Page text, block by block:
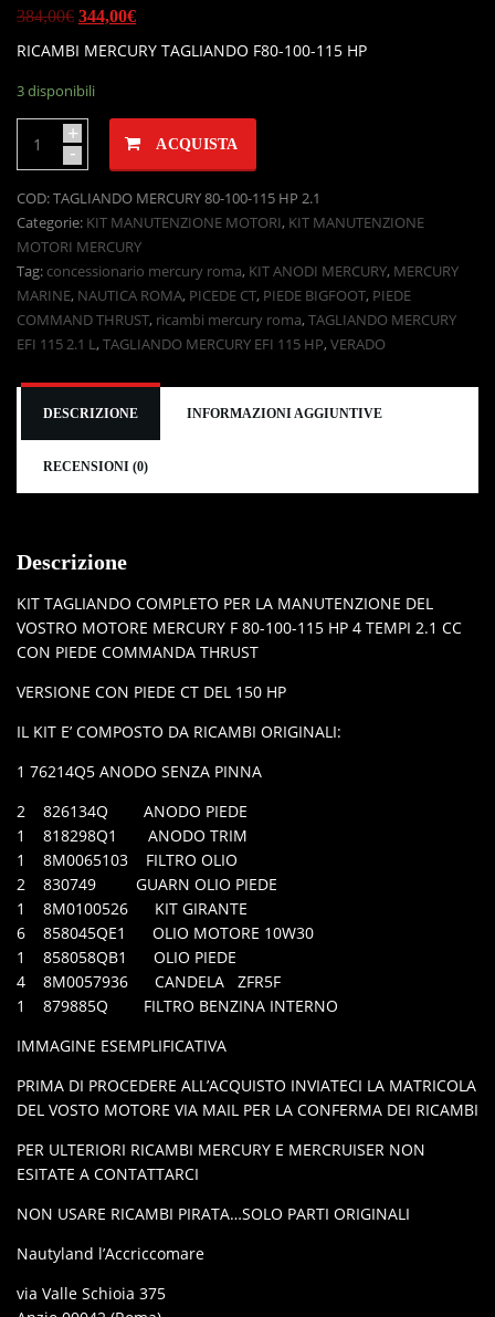
384,00€ 344,00€
RICAMBI MERCURY TAGLIANDO F80-100-115 HP
3 disponibili
+
- ACQUISTA
COD:TAGLIANDO MERCURY 80-100-115 HP 2.1
Categorie: KIT MANUTENZIONE MOTORI, KIT MANUTENZIONE
MOTORI MERCURY
Tag: concessionario mercury roma, KIT ANODI MERCURY, MERCURY
MARINE, NAUTICA ROMA, PICEDE CT, PIEDE BIGFOOT, PIEDE
COMMAND THRUST, ricambi mercury roma,TAGLIANDO MERCURY
EFI 115 2.1 L ,TAGLIANDO MERCURY EFI 115 HP,VERADO
DESCRIZIONE INFORMAZIONI AGGIUNTIVE
RECENSIONI (0)
Descrizione
KIT TAGLIANDO COMPLETO PER LA MANUTENZIONE DEL
VOSTRO MOTORE MERCURY F 80-100-115 HP 4 TEMPI 2.1 CC
CON PIEDE COMMANDA THRUST
VERSIONE CON PIEDE CT DEL 150 HP
IL KIT E’ COMPOSTO DA RICAMBI ORIGINALI:
1 76214Q5 ANODO SENZA PINNA
2 826134Q ANODO PIEDE
1 818298Q1 ANODO TRIM
1 8M0065103 FILTRO OLIO
2 830749 GUARN OLIO PIEDE
1 8M0100526 KIT GIRANTE
6 858045QE1 OLIO MOTORE 10W30
1 858058QB1 OLIO PIEDE
4 8M0057936 CANDELA ZFR5F
1 879885Q FILTRO BENZINA INTERNO
IMMAGINE ESEMPLIFICATIVA
PRIMA DI PROCEDERE ALL’ACQUISTO INVIATECI LA MATRICOLA
DEL VOSTO MOTORE VIA MAIL PER LA CONFERMA DEI RICAMBI
PER ULTERIORI RICAMBI MERCURY E MERCRUISER NON
ESITATE A CONTATTARCI
NON USARE RICAMBI PIRATA…SOLO PARTI ORIGINALI
Nautyland l’Accriccomare
via Valle Schioia 375